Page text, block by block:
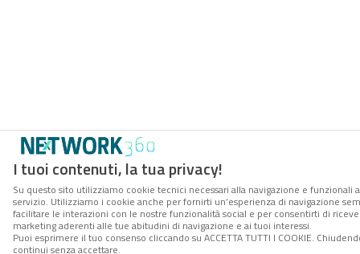
I tuoi contenuti, la tua privacy!
Su questo sito utilizziamo cookie tecnici necessari alla navigazione e funzionali
servizio. Utilizziamo i cookie anche per fornirti un’esperienza di navigazione
facilitare le interazioni con le nostre funzionalità social e per consentirti di
marketing aderenti alle tue abitudini di navigazione e ai tuoi interessi.
Puoi esprimere il tuo consenso cliccando su ACCETTA TUTTI I COOKIE.
continui senza accettare.